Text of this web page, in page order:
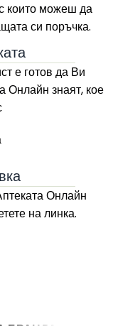
които можеш да
си поръчка.
е готов да Ви
Онлайн знаят, кое
Онлайн
на линка.